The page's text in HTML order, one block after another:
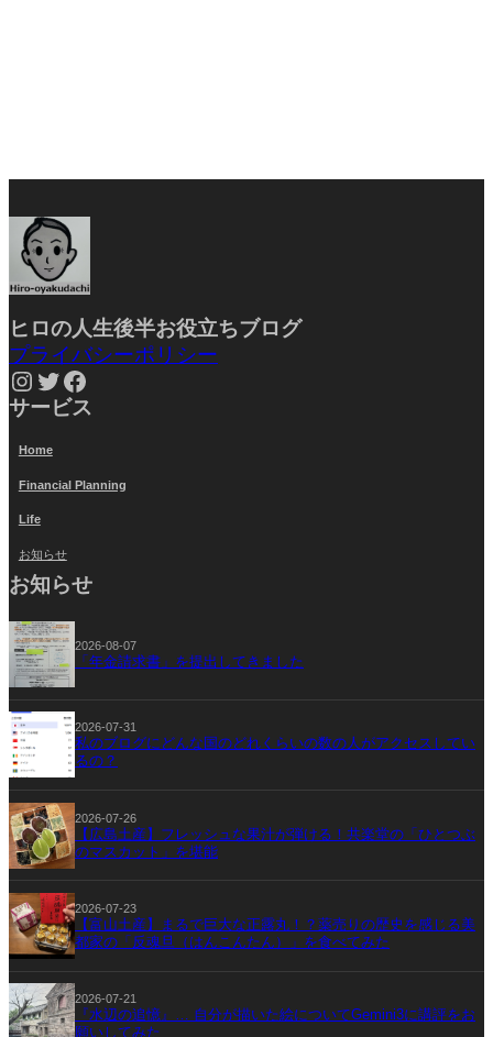
ヒロの人生後半お役立ちブログ
プライバシーポリシー
Instagram Twitter Facebook
サービス
Home
Financial Planning
Life
お知らせ
お知らせ
2026-08-07
「年金請求書」を提出してきました
2026-07-31
私のブログにどんな国のどれくらいの数の人がアクセスしてい
るの？
2026-07-26
【広島土産】フレッシュな果汁が弾ける！共楽堂の「ひとつぶ
のマスカット」を堪能
2026-07-23
【富山土産】まるで巨大な正露丸！？薬売りの歴史を感じる美
都家の「反魂旦（はんこんたん）」を食べてみた
2026-07-21
『水辺の追憶』… 自分が描いた絵についてGemini3に講評をお
願いしてみた